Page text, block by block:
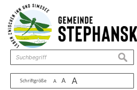
Zum Inhalt ,zur Navigation
Schriftgröße A A A
suchen